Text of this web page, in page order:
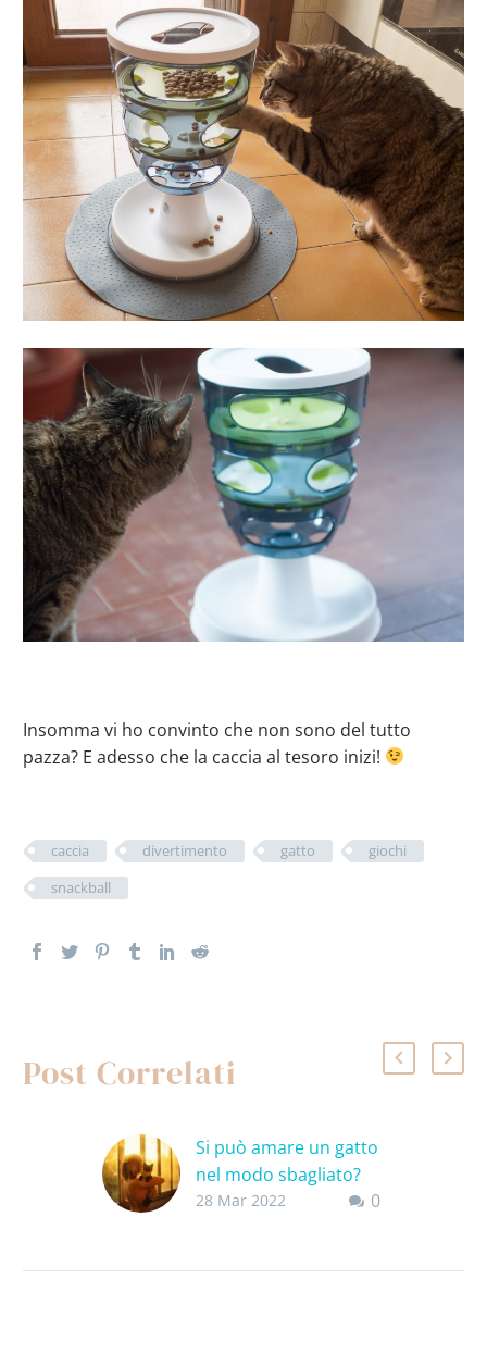
Insomma vi ho convinto che non sono del tutto
pazza? E adesso che la caccia al tesoro inizi!
caccia divertimento gatto
giochi
snackball
Post Correlati
Si può amare un gatto
nel modo sbagliato?
Purtroppo si.
0
28 Mar 2022